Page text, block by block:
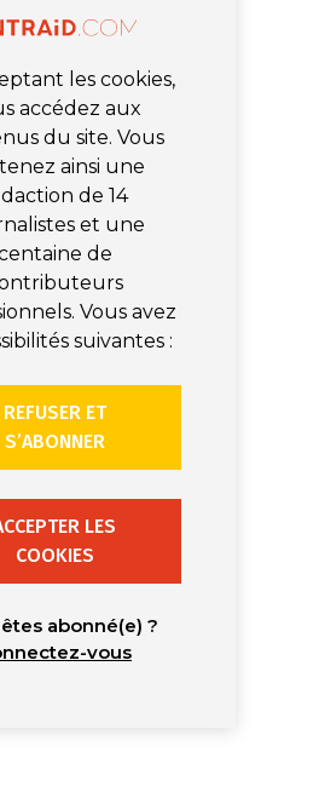
les cookies,
accédez aux
du site. Vous
ainsi une
de 14
et une
de
Vous avez
suivantes :
REFUSER ET
S’ABONNER
LES
COOKIES
abonné(e) ?
vous